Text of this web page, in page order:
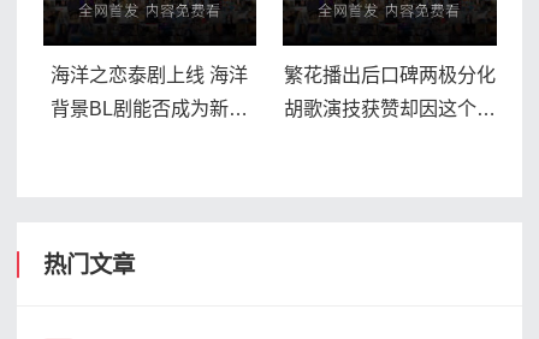
海洋之恋泰剧上线 海洋
背景BL剧能否成为新爆
繁花播出后口碑两极分化
胡歌演技获赞却因这个细
热门文章